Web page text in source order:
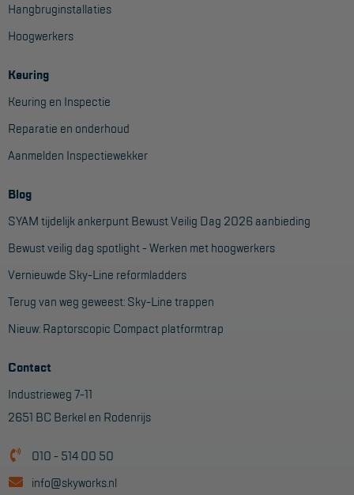
Hangbruginstallaties
Hoogwerkers
Keuring
Keuring en Inspectie
Reparatie en onderhoud
Aanmelden Inspectiewekker
Blog
SYAM tijdelijk ankerpunt Bewust Veilig Dag 2026 aanbieding
Bewust veilig dag spotlight - Werken met hoogwerkers
Vernieuwde Sky-Line reformladders
Terug van weg geweest: Sky-Line trappen
Nieuw: Raptorscopic Compact platformtrap
Contact
Industrieweg 7-11
2651 BC Berkel en Rodenrijs
010 - 514 00 50
info@skyworks.nl